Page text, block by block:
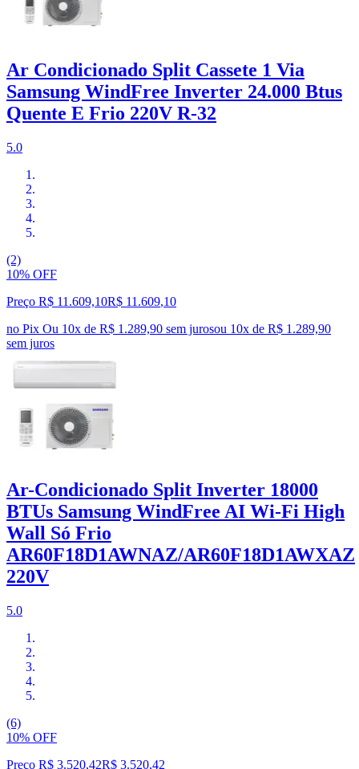
Ar Condicionado Split Cassete 1 Via
Samsung WindFree Inverter 24.000 Btus
Quente E Frio 220V R-32
5.0
(2)
10% OFF
Preço R$ 11.609,10R$ 11.609,10
no Pix Ou 10x de R$ 1.289,90 sem jurosou 10x de R$ 1.289,90
sem juros
Ar-Condicionado Split Inverter 18000
BTUs Samsung WindFree AI Wi-Fi High
Wall Só Frio
AR60F18D1AWNAZ/AR60F18D1AWXAZ
220V
5.0
(6)
10% OFF
Preço R$ 3.520,42R$ 3.520,42